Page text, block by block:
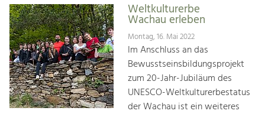
Weltkulturerbe
Wachau erleben
Montag, 16. Mai 2022
Im Anschluss an das
Bewusstseinsbildungsprojekt
zum 20-Jahr-Jubiläum des
UNESCO-Weltkulturerbestatus
der Wachau ist ein weiteres